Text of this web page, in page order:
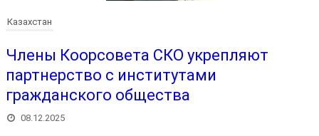
Казахстан
Члены Коорсовета СКО укрепляют
партнерство с институтами
гражданского общества
08.12.2025